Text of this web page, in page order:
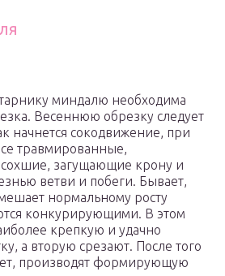
миндалю необходима
Весеннюю обрезку следует
начнется сокодвижение, при
травмированные,
загущающие крону и
ветви и побеги. Бывает,
нормальному росту
конкурирующими. В этом
крепкую и удачно
а вторую срезают. После того
производят формирующую